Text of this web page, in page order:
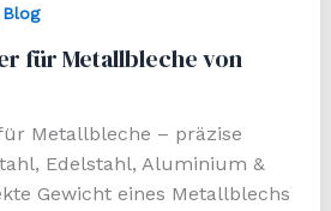
für Metallbleche von
Metallbleche – präzise
Edelstahl, Aluminium &
Gewicht eines Metallblechs